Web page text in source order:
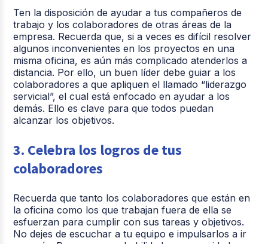
Ten la disposición de ayudar a tus compañeros de
trabajo y los colaboradores de otras áreas de la
empresa. Recuerda que, si a veces es difícil resolver
algunos inconvenientes en los proyectos en una
misma oficina, es aún más complicado atenderlos a
distancia. Por ello, un buen líder debe guiar a los
colaboradores a que apliquen el llamado “liderazgo
servicial”, el cual está enfocado en ayudar a los
demás. Ello es clave para que todos puedan
alcanzar los objetivos.
3. Celebra los logros de tus
colaboradores
Recuerda que tanto los colaboradores que están en
la oficina como los que trabajan fuera de ella se
esfuerzan para cumplir con sus tareas y objetivos.
No dejes de escuchar a tu equipo e impulsarlos a ir